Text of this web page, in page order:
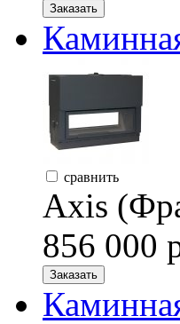
Заказать
сравнить
Axis
856 000
Заказать